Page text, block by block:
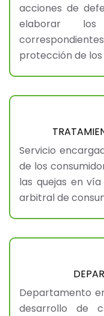
acciones de
elaborar
protección de los
Servicio
de los
las quejas en
arbitral de
Departamento
desarrollo de